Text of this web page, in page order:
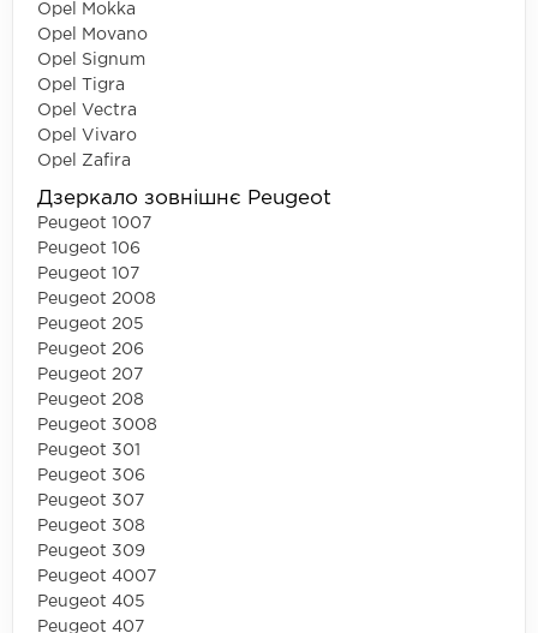
Opel Mokka
Opel Movano
Opel Signum
Opel Tigra
Opel Vectra
Opel Vivaro
Opel Zafira
Дзеркало зовнішнє Peugeot
Peugeot 1007
Peugeot 106
Peugeot 107
Peugeot 2008
Peugeot 205
Peugeot 206
Peugeot 207
Peugeot 208
Peugeot 3008
Peugeot 301
Peugeot 306
Peugeot 307
Peugeot 308
Peugeot 309
Peugeot 4007
Peugeot 405
Peugeot 407